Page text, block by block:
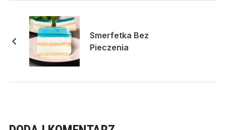
Smerfetka Bez
Pieczenia